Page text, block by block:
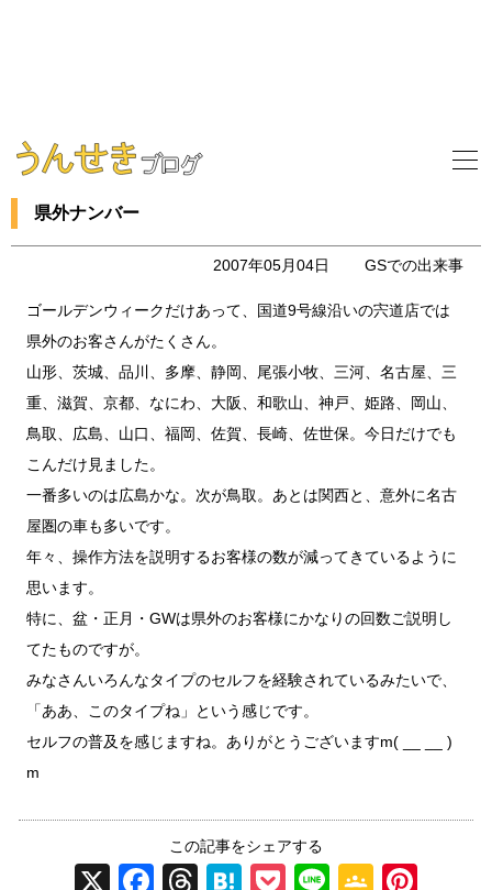
県外ナンバー
2007年05月04日 GSでの出来事
ゴールデンウィークだけあって、国道9号線沿いの宍道店では
県外のお客さんがたくさん。
山形、茨城、品川、多摩、静岡、尾張小牧、三河、名古屋、三
重、滋賀、京都、なにわ、大阪、和歌山、神戸、姫路、岡山、
鳥取、広島、山口、福岡、佐賀、長崎、佐世保。今日だけでも
こんだけ見ました。
一番多いのは広島かな。次が鳥取。あとは関西と、意外に名古
屋圏の車も多いです。
年々、操作方法を説明するお客様の数が減ってきているように
思います。
特に、盆・正月・GWは県外のお客様にかなりの回数ご説明し
てたものですが。
みなさんいろんなタイプのセルフを経験されているみたいで、
「ああ、このタイプね」という感じです。
セルフの普及を感じますね。ありがとうございますm( __ __ )
m
この記事をシェアする
X
F
T
H
P
Li
G